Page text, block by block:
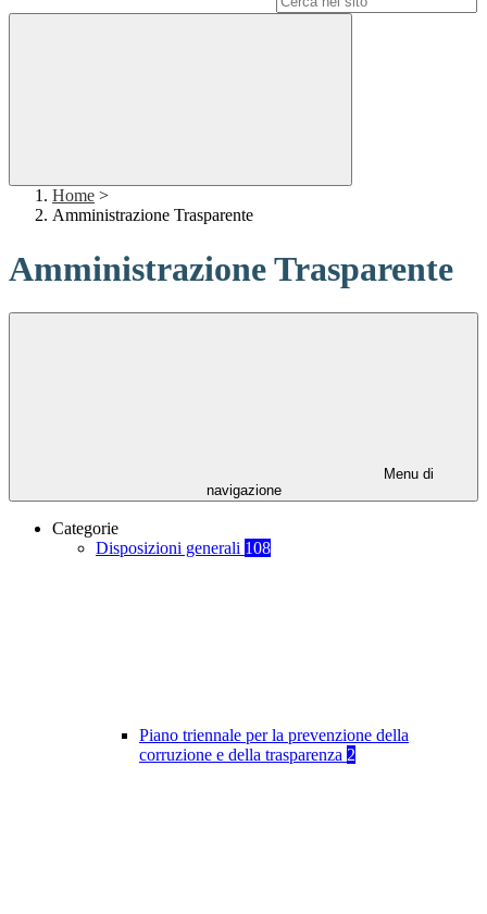
Home >
Amministrazione Trasparente
Amministrazione Trasparente
Menu di
navigazione
Categorie
Disposizioni generali 108
Piano triennale per la prevenzione della
corruzione e della trasparenza 2